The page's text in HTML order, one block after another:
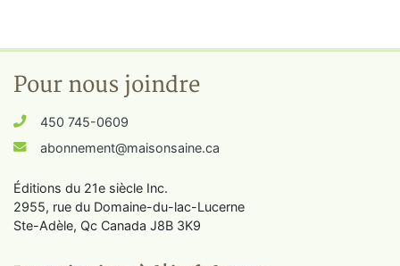
Pour nous joindre
450 745-0609
abonnement@maisonsaine.ca
Éditions du 21e siècle Inc.
2955, rue du Domaine-du-lac-Lucerne
Ste-Adèle, Qc Canada J8B 3K9